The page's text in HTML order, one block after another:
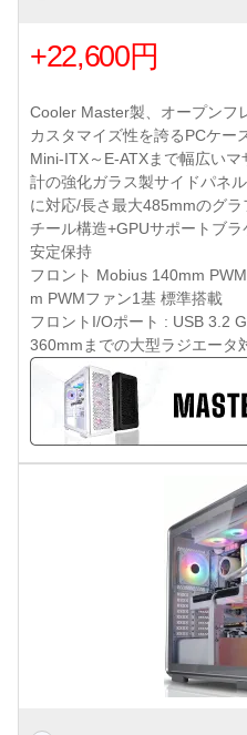
+22,600円
Cooler Master製、オープンフ
カスタマイズ性を誇るPCケー
Mini-ITX～E-ATXまで幅広い
計の強化ガラス製サイドパネ
に対応/長さ最大485mmのグ
チール構造+GPUサポートブ
安定保持
フロント Mobius 140mm
m PWMファン1基 標準搭載
フロントI/Oポート : USB 3.2
360mmまでの大型ラジエータ